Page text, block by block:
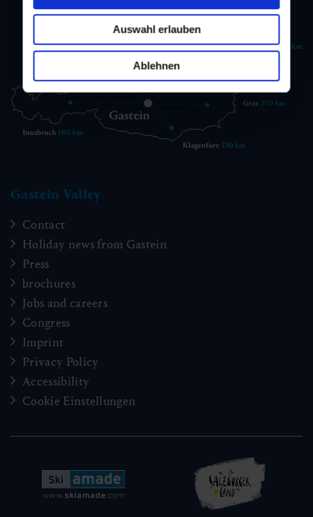
Auswahl erlauben
Ablehnen
Gastein Valley
Contact
Holiday news from Gastein
Press
brochures
Jobs and careers
Congress
Imprint
Privacy Policy
Accessibility
Cookie Einstellungen